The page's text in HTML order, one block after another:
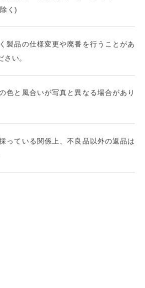
く)
製品の仕様変更や廃番を行うことがあ
さい。
色と風合いが写真と異なる場合があり
っている関係上、不良品以外の返品は